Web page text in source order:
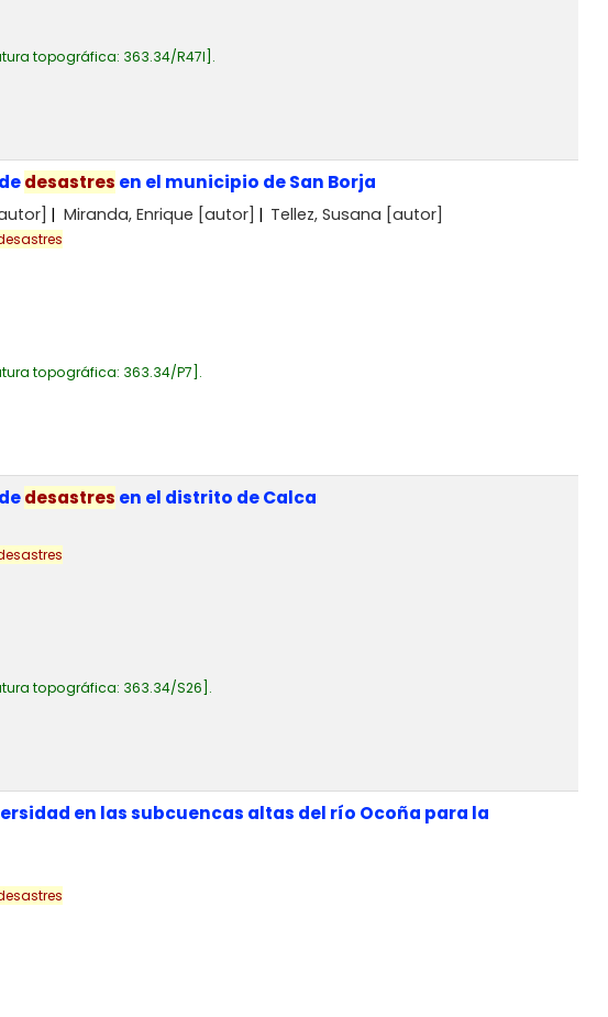
topográfica: 363.34/R47I .
desastres en el municipio de San Borja
Miranda, Enrique [autor] Tellez, Susana [autor]
topográfica: 363.34/P7 .
desastres en el distrito de Calca
topográfica: 363.34/S26 .
en las subcuencas altas del río Ocoña para la